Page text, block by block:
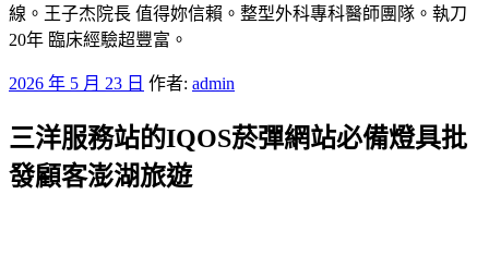
容
線。王子杰院長 值得妳信賴。整型外科專科醫師團隊。執刀
20年 臨床經驗超豐富。
發
於
2026 年 5 月 23 日 作者: admin
三洋服務站的IQOS菸彈網站必備燈具批
發顧客澎湖旅遊